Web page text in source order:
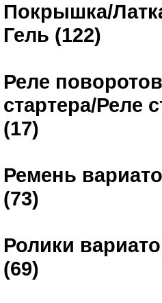
Покрышка/
Гель (122)
Реле
стартера/Реле
(17)
Ремень
(73)
Ролики
(69)